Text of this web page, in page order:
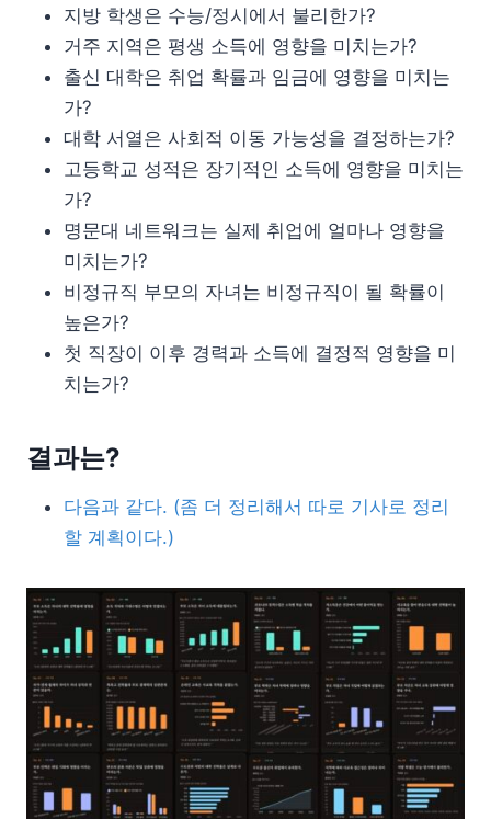
지방 학생은 수능/정시에서 불리한가?
거주 지역은 평생 소득에 영향을 미치는가?
출신 대학은 취업 확률과 임금에 영향을 미치는
가?
대학 서열은 사회적 이동 가능성을 결정하는가?
고등학교 성적은 장기적인 소득에 영향을 미치는
가?
명문대 네트워크는 실제 취업에 얼마나 영향을
미치는가?
비정규직 부모의 자녀는 비정규직이 될 확률이
높은가?
첫 직장이 이후 경력과 소득에 결정적 영향을 미
치는가?
결과는?
다음과 같다. (좀 더 정리해서 따로 기사로 정리
할 계획이다.)